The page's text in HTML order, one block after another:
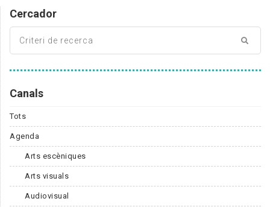
Cercador
Canals
Tots
Agenda
Arts escèniques
Arts visuals
Audiovisual